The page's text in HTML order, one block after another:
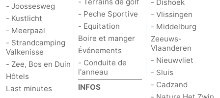
- Joossesweg
- Kustlicht
- Meerpaal
- Strandcamping
Valkenisse
- Zee, Bos en Duin
Hôtels
Last minutes
- Peche Sportive
- Equitation
Boire et manger
Événements
- Conduite de
l'anneau
INFOS
- Dishoek
- Vlissingen
- Middelburg
Zeeuws-
Vlaanderen
- Nieuwvliet
- Sluis
- Cadzand